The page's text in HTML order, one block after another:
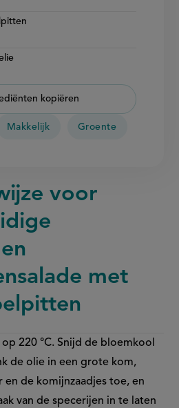
kopiëren
Makkelijk Groente
voor
met
220 °C. Snijd de bloemkool
de olie in een grote kom,
de komijnzaadjes toe, en
van de specerijen in te laten